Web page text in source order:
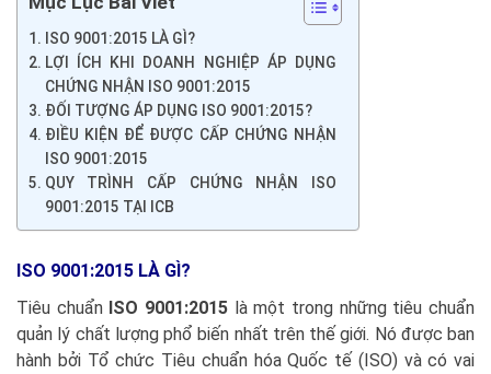
ISO 9001:2015 LÀ GÌ?
LỢI ÍCH KHI DOANH NGHIỆP ÁP DỤNG
CHỨNG NHẬN ISO 9001:2015
ĐỐI TƯỢNG ÁP DỤNG ISO 9001:2015?
ĐIỀU KIỆN ĐỂ ĐƯỢC CẤP CHỨNG NHẬN
ISO 9001:2015
QUY TRÌNH CẤP CHỨNG NHẬN ISO
9001:2015 TẠI ICB
ISO 9001:2015 LÀ GÌ?
Tiêu chuẩn ISO 9001:2015 là một trong những tiêu chuẩn
quản lý chất lượng phổ biến nhất trên thế giới. Nó được ban
hành bởi Tổ chức Tiêu chuẩn hóa Quốc tế (ISO) và có vai